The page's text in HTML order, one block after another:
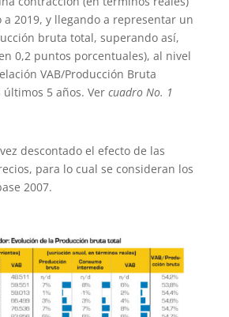
a 2019, y llegando a representar un
bruta total, superando así,
0,2 puntos porcentuales), al nivel
VAB/Producción Bruta
5 años. Ver cuadro No. 1
descontado el efecto de las
para lo cual se consideran los
2007.